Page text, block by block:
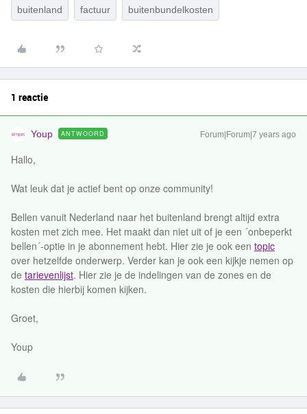
buitenland factuur buitenbundelkosten
1 reactie
Youp ANTWOORD Forum|Forum|7 years ago
Hallo,
Wat leuk dat je actief bent op onze community!
Bellen vanuit Nederland naar het buitenland brengt altijd extra
kosten met zich mee. Het maakt dan niet uit of je een ´onbeperkt
bellen´-optie in je abonnement hebt. Hier zie je ook een topic
over hetzelfde onderwerp. Verder kan je ook een kijkje nemen op
de tarievenlijst. Hier zie je de indelingen van de zones en de
kosten die hierbij komen kijken.
Groet,
Youp